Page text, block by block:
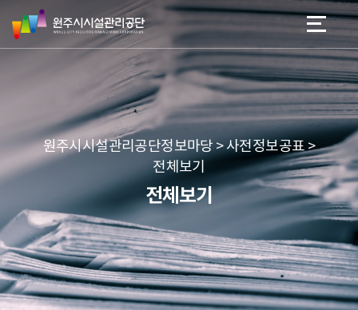
네
본문 바로가기
메뉴 바로가기
원
주
시
리
공
단
원주시시설관리공단정보마당 > 사전정보공표 >
전체보기
전체보기